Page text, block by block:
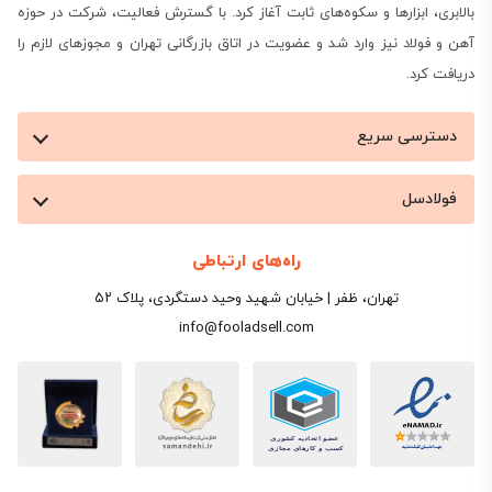
قیمت میلگرد ۱۲ در انواع مختلف
در یک نگاه، قیمت میلگرد 12 شاخه ای به دو دستۀ اصلی
میلگرد سایز ۱۲
بالابری، ابزارها و سکوه‌های ثابت آغاز کرد. با گسترش فعالیت، شرکت در حوزه
آهن و فولاد نیز وارد شد و عضویت در اتاق بازرگانی تهران و مجوزهای لازم را
دریافت کرد.
دسترسی سریع
فولادسل
راه‌های ارتباطی
تهران، ظفر | خیابان شهید وحید دستگردی، پلاک ۵۲
info@fooladsell.com